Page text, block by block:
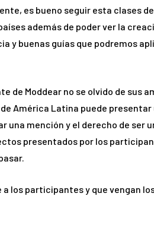
es bueno seguir esta clases
además de poder ver la
y buenas guías que podremos
de Moddear no se olvido de sus
América Latina puede presentar
una mención y el derecho de ser
presentados por los
los participantes y que vengan los